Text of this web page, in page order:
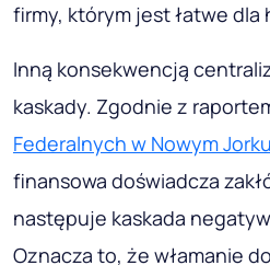
firmy, którym jest łatwe dla
Inną konsekwencją
kaskady. Zgodnie z
Federalnych w Nowym Jorku
finansowa doświadcza
następuje kaskada
Oznacza to, że włamanie